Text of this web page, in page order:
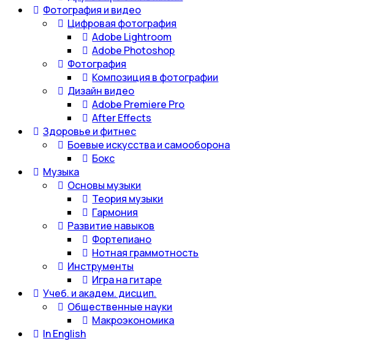
Фотография и видео
Цифровая фотография
Adobe Lightroom
Adobe Photoshop
Фотография
Композиция в фотографии
Дизайн видео
Adobe Premiere Pro
After Effects
Здоровье и фитнес
Боевые искусства и самооборона
Бокс
Музыка
Основы музыки
Теория музыки
Гармония
Развитие навыков
Фортепиано
Нотная граммотность
Инструменты
Игра на гитаре
Учеб. и академ. дисцип.
Общественные науки
Макроэкономика
In English